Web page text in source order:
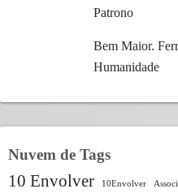
Patrono
Bem Maior.
Humanidade
Nuvem de Tags
10 Envolver 10Envolver